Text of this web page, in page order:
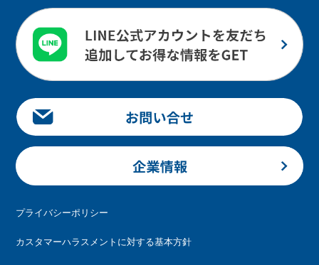
プライバシーポリシー
カスタマーハラスメントに対する基本方針